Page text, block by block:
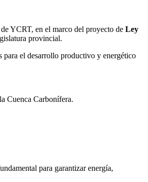
YCRT, en el marco del proyecto de Ley
provincial.
para el desarrollo productivo y energético
Cuenca Carbonífera.
para garantizar energía,